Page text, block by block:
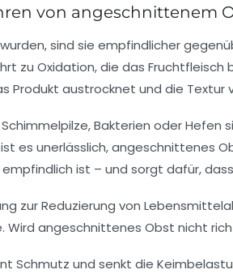
von angeschnittenem
sind sie empfindlicher
zu Oxidation, die das
Produkt austrocknet und die Textur
Bakterien oder
es unerlässlich, angeschnittenes
ist – und sorgt dafür,
zur Reduzierung von
angeschnittenes Obst nicht
Schmutz und senkt die